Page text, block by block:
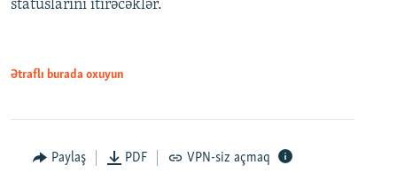
Auto 240p 360p 480p
statuslarını itirəcəklər.
Ətraflı burada oxuyun
Paylaş PDF VPN-siz açmaq